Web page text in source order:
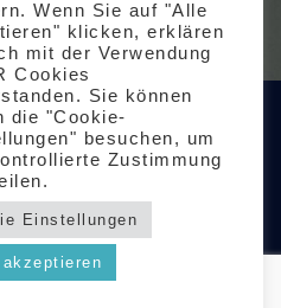
Media
Wenn Sie auf "Alle
klicken, erklären
mit der Verwendung
Cookies
Sie können
die "Cookie-
besuchen, um
Zustimmung
Einstellungen